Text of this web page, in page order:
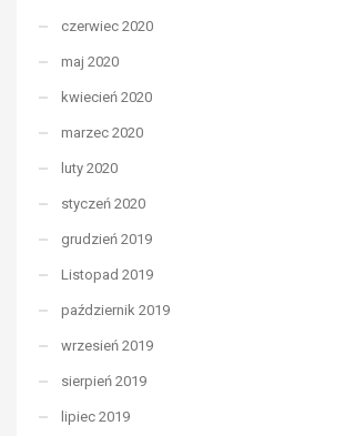
czerwiec 2020
maj 2020
kwiecień 2020
marzec 2020
luty 2020
styczeń 2020
grudzień 2019
Listopad 2019
październik 2019
wrzesień 2019
sierpień 2019
lipiec 2019